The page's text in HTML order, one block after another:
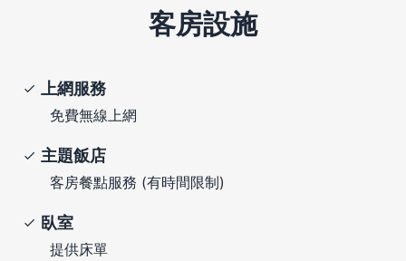
客房設施
上網服務
免費無線上網
主題飯店
客房餐點服務 (有時間限制)
臥室
提供床單